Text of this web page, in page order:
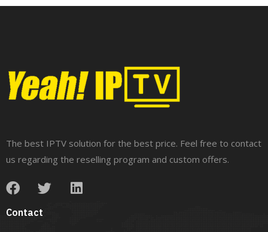
The best IPTV solution for the best price. Feel free to contact
us regarding the reselling program and custom offers.
Contact